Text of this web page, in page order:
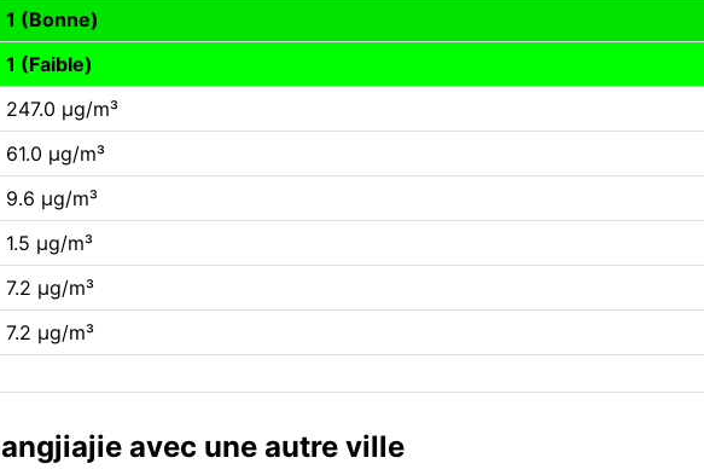
1 (Bonne)
1 (Faible)
247.0 µg/m³
61.0 µg/m³
9.6 µg/m³
1.5 µg/m³
7.2 µg/m³
7.2 µg/m³
avec une autre ville